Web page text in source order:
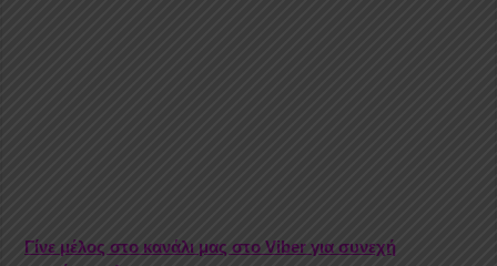
Γίνε μέλος στο κανάλι μας στο Viber για συνεχή